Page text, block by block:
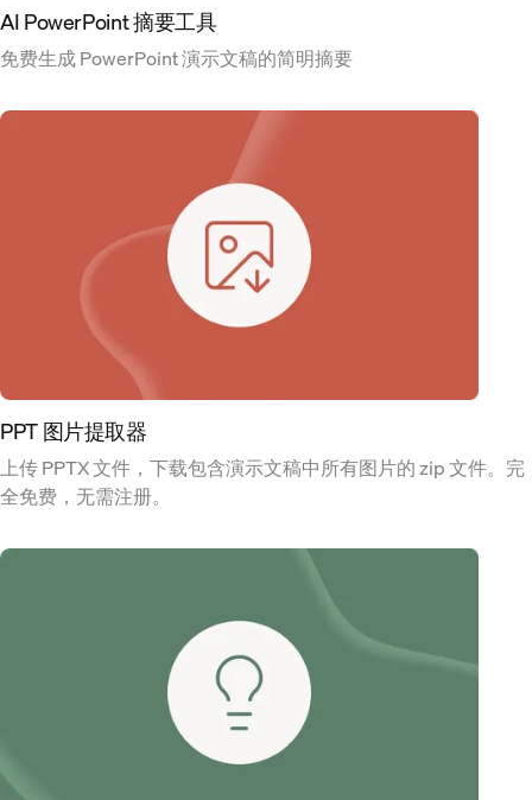
AI PowerPoint 摘要工具
免费生成 PowerPoint 演示文稿的简明摘要
PPT 图片提取器
上传 PPTX 文件，下载包含演示文稿中所有图片的 zip 文件。完
全免费，无需注册。